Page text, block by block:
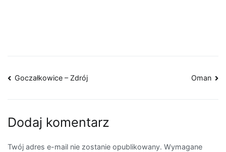
Nawigacja
Goczałkowice – Zdrój Oman
Dodaj komentarz
Twój adres e-mail nie zostanie opublikowany. Wymagane